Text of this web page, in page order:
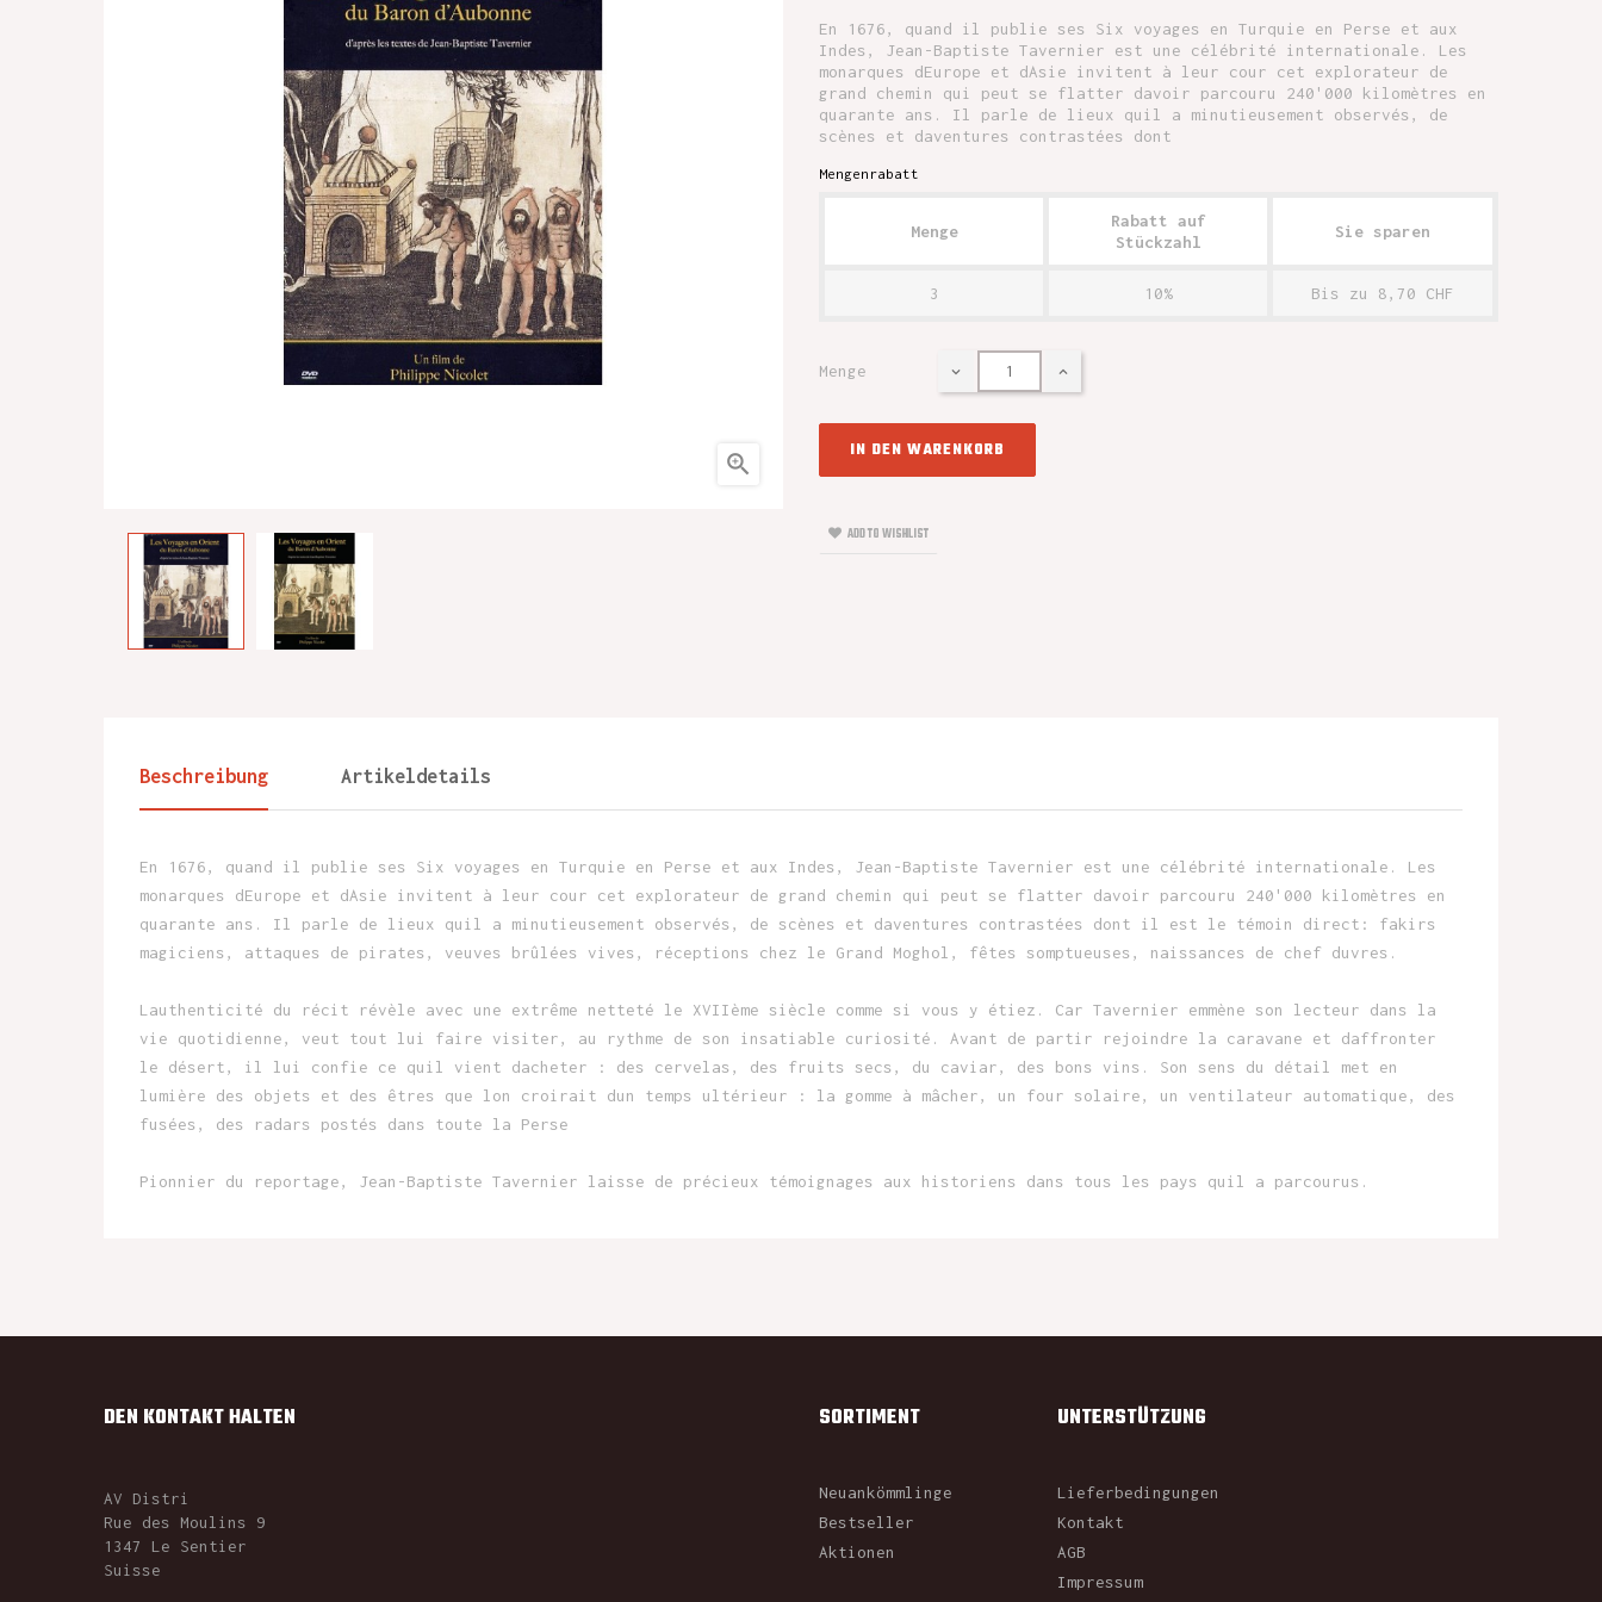

En 1676, quand il publie ses Six voyages en Turquie en Perse et aux
Indes, Jean-Baptiste Tavernier est une célébrité internationale. Les
monarques dEurope et dAsie invitent à leur cour cet explorateur de
grand chemin qui peut se flatter davoir parcouru 240'000 kilomètres en
quarante ans. Il parle de lieux quil a minutieusement observés, de
scènes et daventures contrastées dont
Mengenrabatt
Menge
Rabatt auf
Stückzahl
Sie sparen
3 10% Bis zu 8,70 CHF
Menge
IN DEN WARENKORB
ADD TO WISHLIST
Beschreibung Artikeldetails
En 1676, quand il publie ses Six voyages en Turquie en Perse et aux Indes, Jean-Baptiste Tavernier est une célébrité internationale. Les
monarques dEurope et dAsie invitent à leur cour cet explorateur de grand chemin qui peut se flatter davoir parcouru 240'000 kilomètres en
quarante ans. Il parle de lieux quil a minutieusement observés, de scènes et daventures contrastées dont il est le témoin direct: fakirs
magiciens, attaques de pirates, veuves brûlées vives, réceptions chez le Grand Moghol, fêtes somptueuses, naissances de chef duvres.
Lauthenticité du récit révèle avec une extrême netteté le XVIIème siècle comme si vous y étiez. Car Tavernier emmène son lecteur dans la
vie quotidienne, veut tout lui faire visiter, au rythme de son insatiable curiosité. Avant de partir rejoindre la caravane et daffronter
le désert, il lui confie ce quil vient dacheter : des cervelas, des fruits secs, du caviar, des bons vins. Son sens du détail met en
lumière des objets et des êtres que lon croirait dun temps ultérieur : la gomme à mâcher, un four solaire, un ventilateur automatique, des
fusées, des radars postés dans toute la Perse
Pionnier du reportage, Jean-Baptiste Tavernier laisse de précieux témoignages aux historiens dans tous les pays quil a parcourus.
DEN KONTAKT HALTEN
AV Distri
Rue des Moulins 9
1347 Le Sentier
Suisse
SORTIMENT
Neuankömmlinge
Bestseller
Aktionen
UNTERSTÜTZUNG
Lieferbedingungen
Kontakt
AGB
Impressum